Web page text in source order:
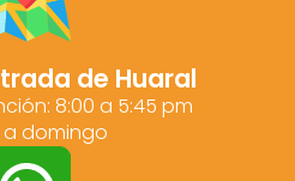
de Huaral
8:00 a 5:45 pm
a domingo